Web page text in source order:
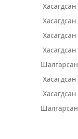
Хасагдсан
Хасагдсан
Хасагдсан
Хасагдсан
Шалгарсан
Хасагдсан
Хасагдсан
Шалгарсан